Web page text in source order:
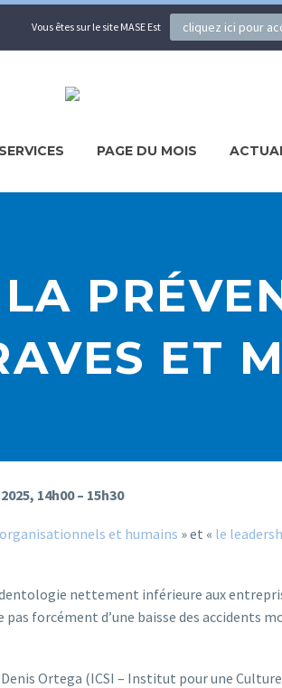
Vous êtes sur le site MASE Est cliquez ici pour
PAGE DU MOIS
ET
14h00 – 15h30
et humains » et « le
nettement inférieure aux
pas forcément d’une baisse des
Ortega (ICSI – Institut pour une